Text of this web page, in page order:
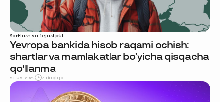
Sarflash va tejashpul
Yevropa bankida hisob raqami ochish:
shartlar va mamlakatlar bo’yicha qisqacha
qo'llanma
21.06.2024 7 daqiqa